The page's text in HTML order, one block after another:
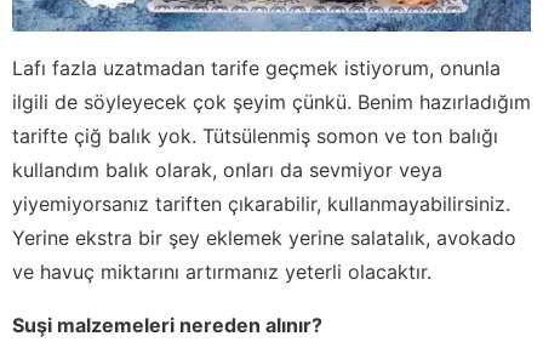
Lafı fazla uzatmadan tarife geçmek istiyorum, onunla
ilgili de söyleyecek çok şeyim çünkü. Benim hazırladığım
tarifte çiğ balık yok. Tütsülenmiş somon ve ton balığı
kullandım balık olarak, onları da sevmiyor veya
yiyemiyorsanız tariften çıkarabilir, kullanmayabilirsiniz.
Yerine ekstra bir şey eklemek yerine salatalık, avokado
ve havuç miktarını artırmanız yeterli olacaktır.
Suşi malzemeleri nereden alınır?